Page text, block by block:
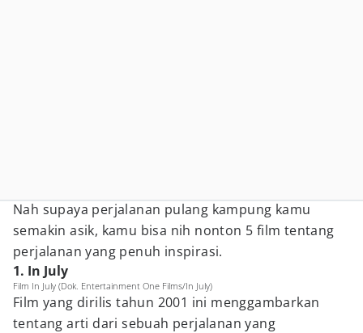
Nah supaya perjalanan pulang kampung kamu
semakin asik, kamu bisa nih nonton 5 film tentang
perjalanan yang penuh inspirasi.
1. In July
Film In July (Dok. Entertainment One Films/In July)
Film yang dirilis tahun 2001 ini menggambarkan
tentang arti dari sebuah perjalanan yang